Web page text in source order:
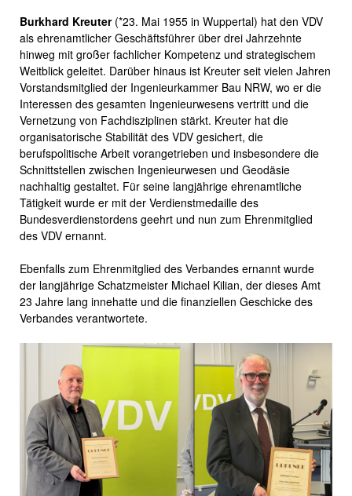
Burkhard Kreuter(*23. Mai 1955 in Wuppertal) hat den VDV
als ehrenamtlicher Geschäftsführer über drei Jahrzehnte
hinweg mit großer fachlicher Kompetenz und strategischem
Weitblick geleitet. Darüber hinaus ist Kreuter seit vielen Jahren
Vorstandsmitglied der Ingenieurkammer Bau NRW, wo er die
Interessen des gesamten Ingenieurwesens vertritt und die
Vernetzung von Fachdisziplinen stärkt. Kreuter hat die
organisatorische Stabilität des VDV gesichert, die
berufspolitische Arbeit vorangetrieben und insbesondere die
Schnittstellen zwischen Ingenieurwesen und Geodäsie
nachhaltig gestaltet. Für seine langjährige ehrenamtliche
Tätigkeit wurde er mit der Verdienstmedaille des
Bundesverdienstordens geehrt und nun zum Ehrenmitglied
des VDV ernannt.
Ebenfalls zum Ehrenmitglied des Verbandes ernannt wurde
der langjährige Schatzmeister Michael Kilian, der dieses Amt
23 Jahre lang innehatte und die finanziellen Geschicke des
Verbandes verantwortete.